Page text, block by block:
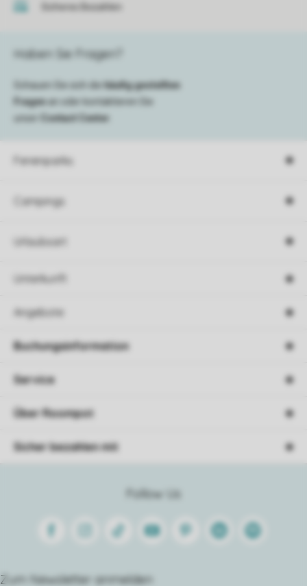
Sicheres Bezahlen
Ferienparks
Campings
Urlaubsart
Unterkunft
Angebote
Haben Sie Fragen?
Schauen Sie sich die
häufig gestellten
Fragen an oder kontaktieren Sie
unser
Contact Center
Follow Us
FacebookInstagram
Tiktok Youtube PinterestLinkedinSpotify
Zum Newsletter anmelden
Buchungsinformation
Service
Über Roompot
Sicher bezahlen mit